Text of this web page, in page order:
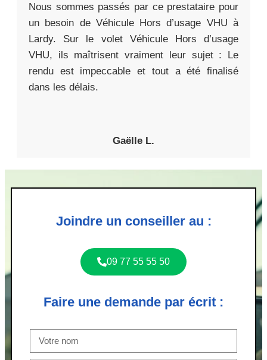
Nous sommes passés par ce prestataire pour
un besoin de Véhicule Hors d’usage VHU à
Lardy. Sur le volet Véhicule Hors d’usage
VHU, ils maîtrisent vraiment leur sujet : Le
rendu est impeccable et tout a été finalisé
dans les délais.
Gaëlle L.
Joindre un conseiller au :
09 77 55 55 50
Faire une demande par écrit :